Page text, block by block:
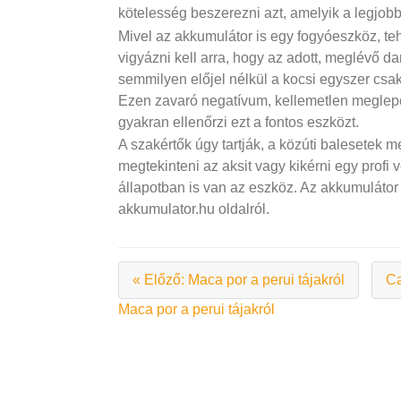
kötelesség beszerezni azt, amelyik a
Mivel az akkumulátor is egy fogyóeszköz,
vigyázni kell arra, hogy az adott, meglévő
semmilyen előjel nélkül a kocsi egyszer
Ezen zavaró negatívum, kellemetlen
gyakran ellenőrzi ezt a fontos eszközt.
A szakértők úgy tartják, a közúti balesetek
megtekinteni az aksit vagy kikérni egy profi
állapotban is van az eszköz. Az
akkumulator.hu oldalról.
« Előző: Maca por a perui tájakról
Bejegyzés
Maca por a perui tájakról